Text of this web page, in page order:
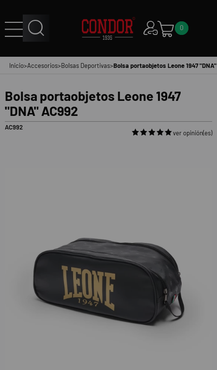
0
Inicio>Accesorios>Bolsas Deportivas>Bolsa portaobjetos Leone 1947
Bolsa portaobjetos Leone 1947
"DNA" AC992
AC992
ver opinión(es)